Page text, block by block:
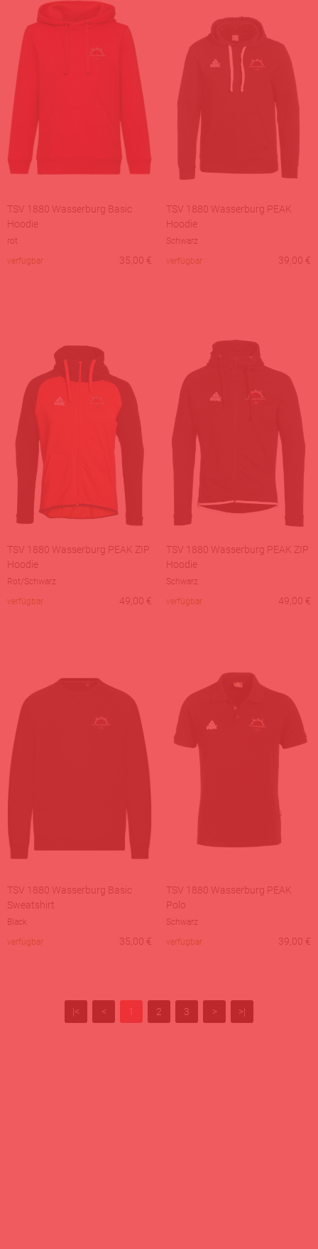
TSV 1880 Wasserburg Basic
Hoodie
rot
verfügbar
35,00 €
TSV 1880 Wasserburg PEAK
Hoodie
Schwarz
verfügbar
39,00 €
TSV 1880 Wasserburg PEAK ZIP
Hoodie
Rot/Schwarz
verfügbar
49,00 €
TSV 1880 Wasserburg PEAK ZIP
Hoodie
Schwarz
verfügbar
49,00 €
TSV 1880 Wasserburg Basic
Sweatshirt
Black
verfügbar
35,00 €
TSV 1880 Wasserburg PEAK
Polo
Schwarz
verfügbar
39,00 €
|< < 1 2 3 > >|